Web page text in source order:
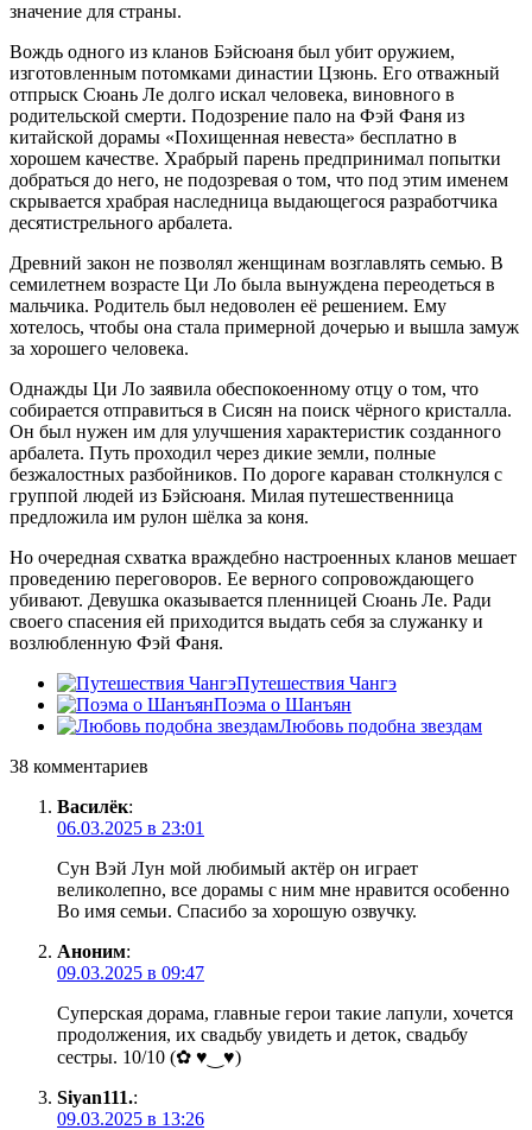
значение для страны.
Вождь одного из кланов Бэйсюаня был убит оружием,
изготовленным потомками династии Цзюнь. Его отважный
отпрыск Сюань Ле долго искал человека, виновного в
родительской смерти. Подозрение пало на Фэй Фаня из
китайской дорамы «Похищенная невеста» бесплатно в
хорошем качестве. Храбрый парень предпринимал попытки
добраться до него, не подозревая о том, что под этим именем
скрывается храбрая наследница выдающегося разработчика
десятистрельного арбалета.
Древний закон не позволял женщинам возглавлять семью. В
семилетнем возрасте Ци Ло была вынуждена переодеться в
мальчика. Родитель был недоволен её решением. Ему
хотелось, чтобы она стала примерной дочерью и вышла замуж
за хорошего человека.
Однажды Ци Ло заявила обеспокоенному отцу о том, что
собирается отправиться в Сисян на поиск чёрного кристалла.
Он был нужен им для улучшения характеристик созданного
арбалета. Путь проходил через дикие земли, полные
безжалостных разбойников. По дороге караван столкнулся с
группой людей из Бэйсюаня. Милая путешественница
предложила им рулон шёлка за коня.
Но очередная схватка враждебно настроенных кланов мешает
проведению переговоров. Ее верного сопровождающего
убивают. Девушка оказывается пленницей Сюань Ле. Ради
своего спасения ей приходится выдать себя за служанку и
возлюбленную Фэй Фаня.
Путешествия Чангэ
Поэма о Шанъян
Любовь подобна звездам
38 комментариев
Василёк:
06.03.2025 в 23:01
Сун Вэй Лун мой любимый актёр он играет
великолепно, все дорамы с ним мне нравится особенно
Во имя семьи. Спасибо за хорошую озвучку.
Аноним:
09.03.2025 в 09:47
Суперская дорама, главные герои такие лапули, хочется
продолжения, их свадьбу увидеть и деток, свадьбу
сестры. 10/10 (✿ ♥‿♥)
Siyan111.:
09.03.2025 в 13:26